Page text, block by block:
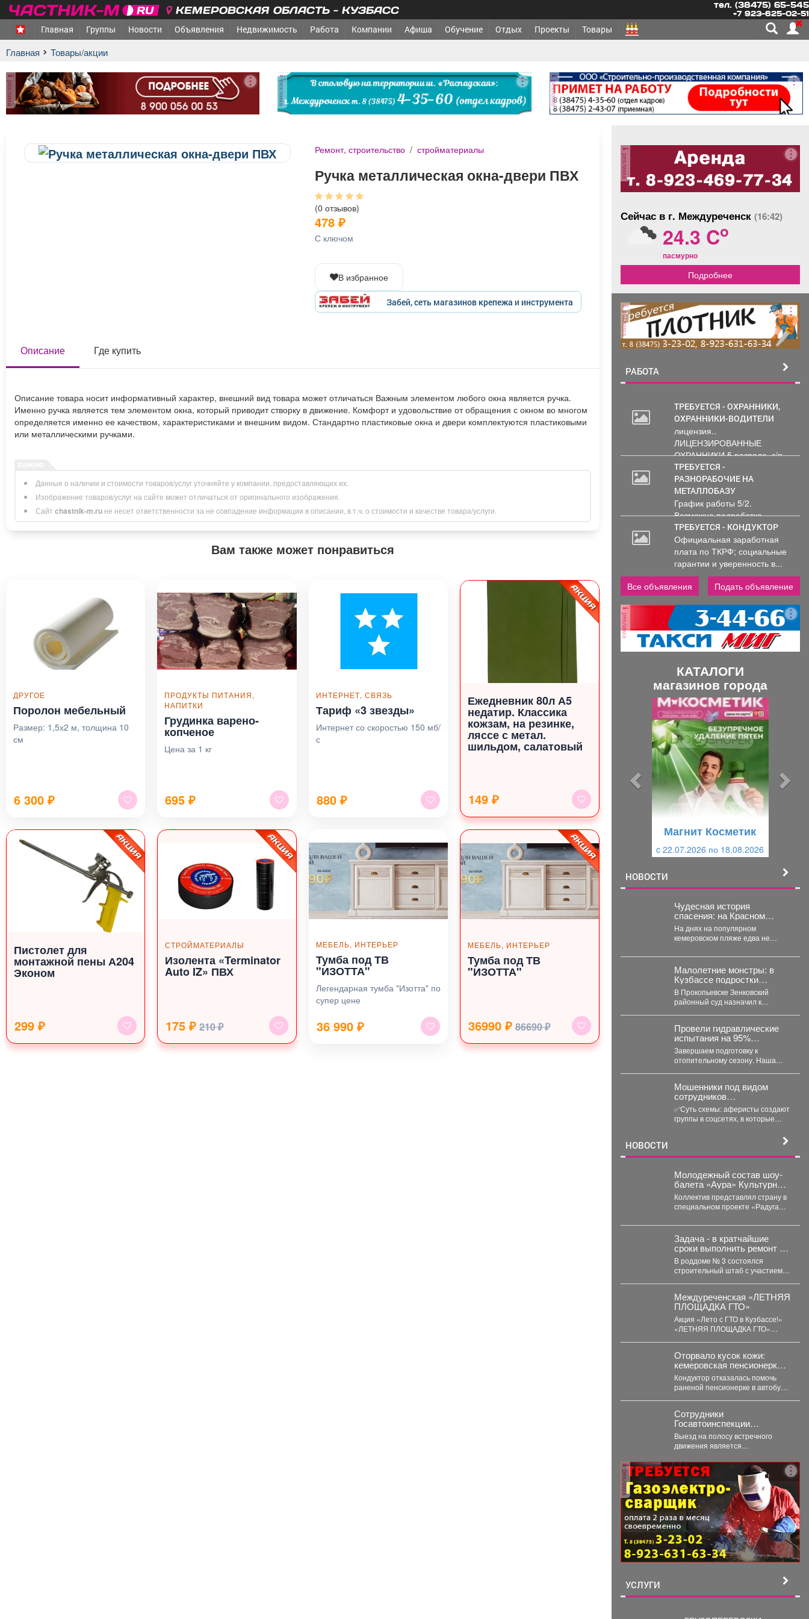
КЕМЕРОВСКАЯ ОБЛАСТЬ - КУЗБАСС тел. (38475) 65-545
+7 923-625-02-51
Главная Группы Новости Объявления Недвижимость Работа Компании Афиша Обучение Отдых Проекты Товары
Главная Товары/акции
реклама реклама реклама
Ремонт, строительство / стройматериалы
Ручка металлическая окна-двери ПВХ
(0 отзывов)
478₽
С ключом
В избранное
Забей, сеть магазинов крепежа и инструмента
Описание Где купить
Описание товара носит информативный характер, внешний вид товара может отличаться Важным элементом любого окна является ручка.
Именно ручка является тем элементом окна, который приводит створку в движение. Комфорт и удовольствие от обращения с окном во многом
определяется именно ее качеством, характеристиками и внешним видом. Стандартно пластиковые окна и двери комплектуются пластиковыми
или металлическими ручками.
Данные о наличии и стоимости товаров/услуг уточняйте у компании, предоставляющих их.
Изображение товаров/услуг на сайте может отличаться от оригинального изображения.
Сайт chastnik-m.ru не несет ответственности за не совпадение информации в описании, в т.ч. о стоимости и качестве товара/услуги.
Вам также может понравиться
ДРУГОЕ
Поролон мебельный
Размер: 1,5х2 м, толщина 10
см
6 300 ₽
ПРОДУКТЫ ПИТАНИЯ,
НАПИТКИ
Грудинка варено-
копченое
Цена за 1 кг
695 ₽
ИНТЕРНЕТ, СВЯЗЬ
Тариф «3 звезды»
Интернет со скоростью 150 мб/
с
880₽
Ежедневник 80л А5
недатир. Классика
кожзам, на резинке,
ляссе с метал.
шильдом, салатовый
149 ₽
Пистолет для
монтажной пены А204
Эконом
299 ₽
СТРОЙМАТЕРИАЛЫ
Изолента «Terminator
Auto IZ» ПВХ
175 ₽ 210 ₽
МЕБЕЛЬ, ИНТЕРЬЕР
Тумба под ТВ
"ИЗОТТА"
Легендарная тумба "Изотта" по
супер цене
36 990₽
МЕБЕЛЬ, ИНТЕРЬЕР
Тумба под ТВ
"ИЗОТТА"
36990 ₽ 86690 ₽
реклама
Сейчас в г. Междуреченск (16:42)
24.3 Co
пасмурно
Подробнее
реклама
РАБОТА
ТРЕБУЕТСЯ - ОХРАННИКИ,
ОХРАННИКИ-ВОДИТЕЛИ
лицензия..
ЛИЦЕНЗИРОВАННЫЕ
ОХРАННИКИ 5 разряда, з/п
от 33000 руб. 6...
ТРЕБУЕТСЯ -
РАЗНОРАБОЧИЕ НА
МЕТАЛЛОБАЗУ
График работы 5/2.
Возможна подработка..
ТРЕБУЕТСЯ - КОНДУКТОР
Официальная заработная
плата по ТКРФ; социальные
гарантии и уверенность в...
Все объявления
Подать объявление
реклама
КАТАЛОГИ
магазинов города
Магнит Косметик
c 22.07.2026 по 18.08.2026
НОВОСТИ
Чудесная история
спасения: на Красном
озере в Кемерове
предотвратили трагедию
На днях на популярном
кемеровском пляже едва не
счастью, там отдыхала...
Малолетние монстры: в
Кузбассе подростки
избили, запихали в
багажник, и похитили 10-
летнего ребенка
В Прокопьевске Зенковский
районный суд назначил к
...
Провели гидравлические
испытания на 95%
тепловых сетей Кузбасса.
Завершаем подготовку к
отопительному сезону. Наша
Мошенники под видом
сотрудников
маркетплейсов
обманывают россиян, у
которых скоро день
✅Суть схемы: аферисты создают
группы в соцсетях, в которые
НОВОСТИ
Молодежный состав шоу-
балета «Аура» Культурно-
спортивного центра
металлургов победил в
международном конкурсе
«Славянский базар» в
Коллектив представлял страну в
специальном проекте «Радуга
соревновались творческие
коллективы из России,...
Задача - в кратчайшие
сроки выполнить ремонт и
создать комфортные и
безопасные условия для
будущих мам и
новорождённых.
В роддоме № 3 состоялся
строительный штаб с участием
руководства...
Междуреченская «ЛЕТНЯЯ
ПЛОЩАДКА ГТО»
Акция «Лето с ГТО в Кузбассе!»
«ЛЕТНЯЯ ПЛОЩАДКА ГТО»
Оторвало кусок кожи:
кемеровская пенсионерка
истекала кровью в
автобусе
Кондуктор отказалась помочь
раненой пенсионерке в автобусе
Следственный комитет...
Сотрудники
Госавтоинспекции
Междуреченска начали
проведение
профилактической
операции «Встречная
полоса»
Выезд на полосу встречного
движения является
которое довольно часто
становится причиной дорожно-
транспортного происшествия...
реклама
УСЛУГИ